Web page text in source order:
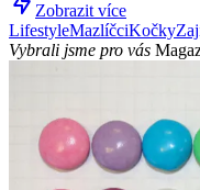
Zobrazit více
LifestyleMazlíčciKočky
Vybrali jsme pro vás